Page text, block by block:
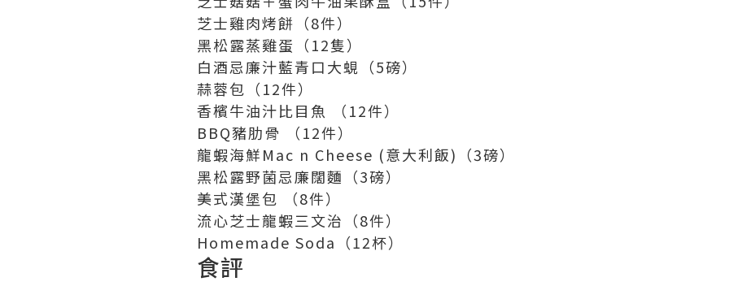
芝士雞肉烤餅（8件）
黑松露蒸雞蛋（12隻）
白酒忌廉汁藍青口大蜆（5磅）
蒜蓉包（12件）
香檳牛油汁比目魚 （12件）
BBQ豬肋骨 （12件）
龍蝦海鮮Mac n Cheese (意大利飯)（3磅）
黑松露野菌忌廉闊麵（3磅）
美式漢堡包 （8件）
流心芝士龍蝦三文治（8件）
Homemade Soda（12杯）
食評